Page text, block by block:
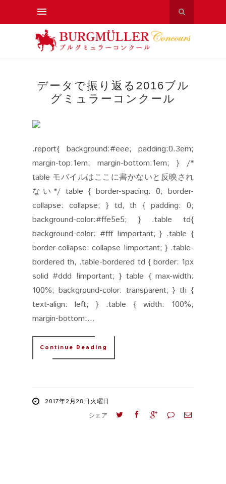
データで振り返る2016ブル
グミュラーコンクール
.report{ background:#eee; padding:0.3em;
margin-top:1em; margin-bottom:1em; } /*
table モバイルはここに書かないと反映され
ない*/ table { border-spacing: 0; border-
collapse: collapse; } td, th { padding: 0;
background-color:#ffe5e5; } .table td{
background-color: #fff !important; } .table {
border-collapse: collapse !important; } .table-
bordered th, .table-bordered td { border: 1px
solid #ddd !important; } table { max-width:
100%; background-color: transparent; } th {
text-align: left; } .table { width: 100%;
margin-bottom:...
Continue Reading
2017年2月28日火曜日
シェア